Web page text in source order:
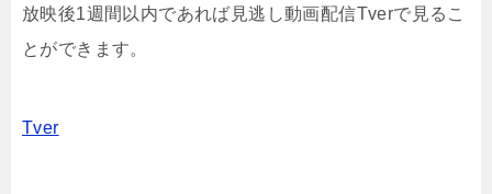
放映後1週間以内であれば見逃し動画配信Tverで見るこ
とができます。
Tver